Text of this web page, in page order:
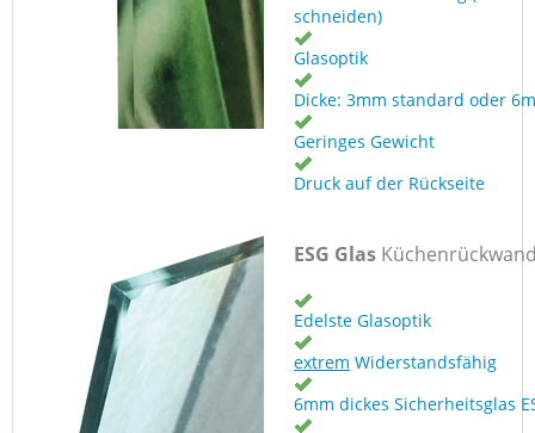
schneiden)
Glasoptik
Dicke: 3mm standard oder
Geringes Gewicht
Druck auf der Rückseite
ESG Glas
Edelste Glasoptik
extrem Widerstandsfähig
6mm dickes Sicherheitsglas